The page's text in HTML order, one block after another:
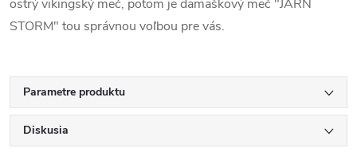
ostrý vikingský meč, potom je damaškový meč "JARN
STORM" tou správnou voľbou pre vás.
Parametre produktu
Diskusia